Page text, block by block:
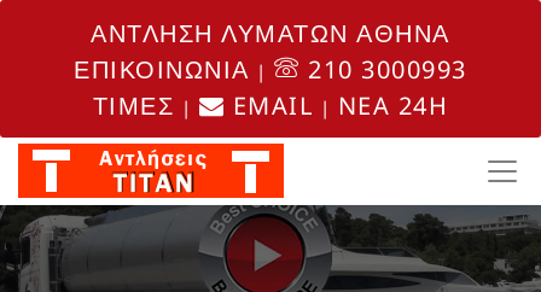
ΑΝΤΛΗΣΗ ΛΥΜΑΤΩΝ ΑΘΗΝΑ
ΕΠΙΚΟΙΝΩΝΙΑ |
210 3000993
ΤΙΜΕΣ | EMAIL | NEA 24H